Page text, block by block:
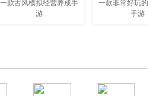
一款古风模拟经营养成手
游
一款非常好玩的
手游